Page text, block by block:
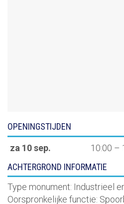
OPENINGSTIJDEN
za 10 sep.
10:00 –
ACHTERGROND INFORMATIE
Type monument: Industrieel
Oorspronkelijke functie: